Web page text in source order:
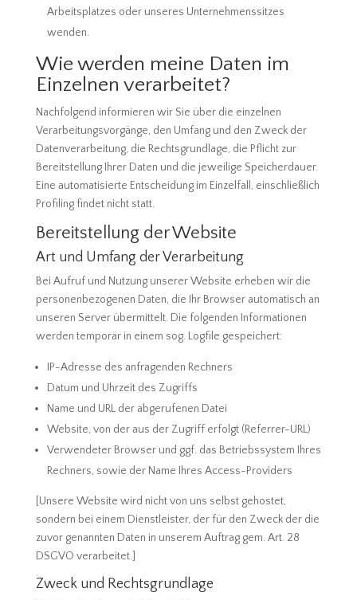
Arbeitsplatzes oder unseres Unternehmenssitzes
wenden.
Wie werden meine Daten im
Einzelnen verarbeitet?
Nachfolgend informieren wir Sie über die einzelnen
Verarbeitungsvorgänge, den Umfang und den Zweck der
Datenverarbeitung, die Rechtsgrundlage, die Pflicht zur
Bereitstellung Ihrer Daten und die jeweilige Speicherdauer.
Eine automatisierte Entscheidung im Einzelfall, einschließlich
Profiling findet nicht statt.
Bereitstellung der Website
Art und Umfang der Verarbeitung
Bei Aufruf und Nutzung unserer Website erheben wir die
personenbezogenen Daten, die Ihr Browser automatisch an
unseren Server übermittelt. Die folgenden Informationen
werden temporär in einem sog. Logfile gespeichert:
IP-Adresse des anfragenden Rechners
Datum und Uhrzeit des Zugriffs
Name und URL der abgerufenen Datei
Website, von der aus der Zugriff erfolgt (Referrer-URL)
Verwendeter Browser und ggf. das Betriebssystem Ihres
Rechners, sowie der Name Ihres Access-Providers
[Unsere Website wird nicht von uns selbst gehostet,
sondern bei einem Dienstleister, der für den Zweck der die
zuvor genannten Daten in unserem Auftrag gem. Art. 28
DSGVO verarbeitet.]
Zweck und Rechtsgrundlage